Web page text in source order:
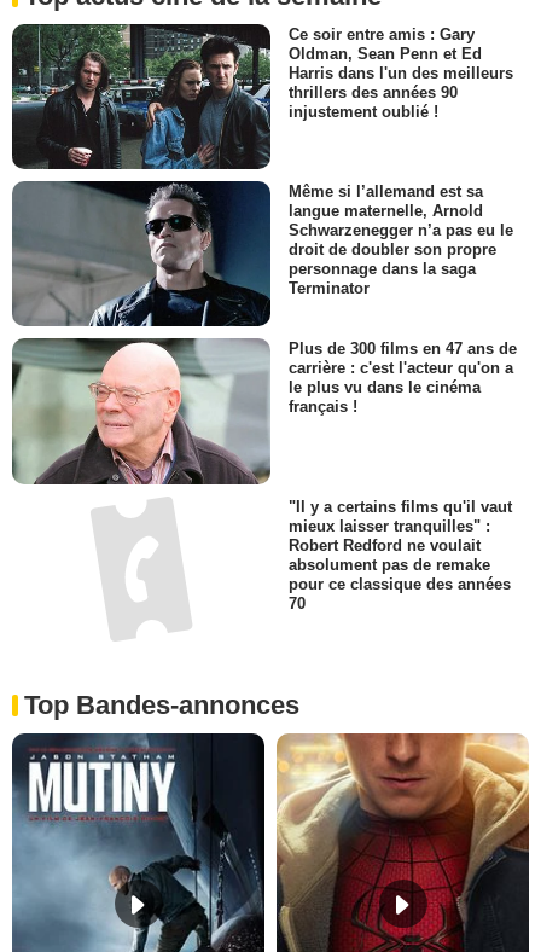
Ce soir entre amis : Gary
Oldman, Sean Penn et Ed
Harris dans l'un des meilleurs
thrillers des années 90
injustement oublié !
Même si l’allemand est sa
langue maternelle, Arnold
Schwarzenegger n’a pas eu le
droit de doubler son propre
personnage dans la saga
Terminator
Plus de 300 films en 47 ans de
carrière : c'est l'acteur qu'on a
le plus vu dans le cinéma
français !
"Il y a certains films qu'il vaut
mieux laisser tranquilles" :
Robert Redford ne voulait
absolument pas de remake
pour ce classique des années
70
Top Bandes-annonces